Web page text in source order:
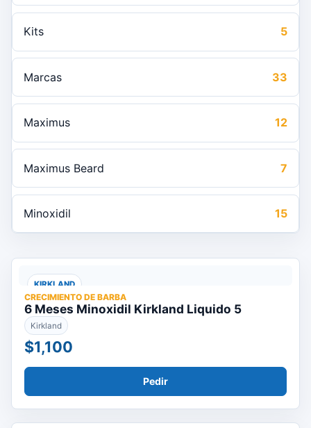
Kits 5
Marcas 33
Maximus 12
Maximus Beard 7
Minoxidil 15
KIRKLAND
CRECIMIENTO DE BARBA
6 Meses Minoxidil Kirkland Liquido 5
Kirkland
$1,100
Pedir